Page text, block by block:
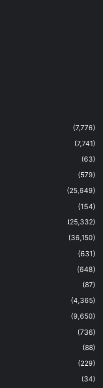
(7,776)
(7,741)
(63)
(579)
(25,649)
(154)
(25,332)
(36,150)
(631)
(648)
(87)
(4,365)
(9,650)
(736)
(88)
(229)
(34)